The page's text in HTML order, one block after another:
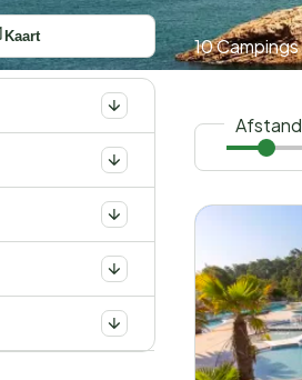
Kaart 10 Campings
Afstand